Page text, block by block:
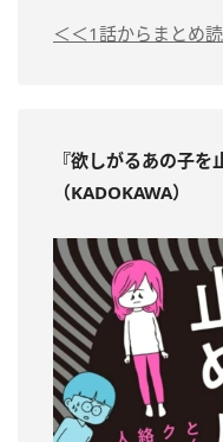
＜＜1話からまとめ
『欲しがるあの子
（KADOKAWA）